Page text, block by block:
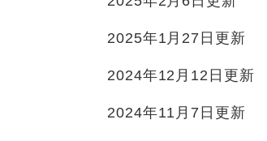
2025年1月27日更新
2024年12月12日更新
2024年11月7日更新